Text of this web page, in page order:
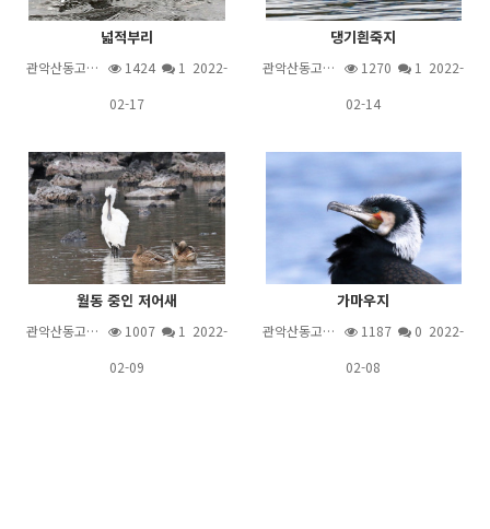
넓적부리
관악산동고… 1424 1 2022-
02-17
댕기흰죽지
관악산동고… 1270 1 2022-
02-14
월동 중인 저어새
관악산동고… 1007 1 2022-
02-09
가마우지
관악산동고… 1187
0 2022-
02-08